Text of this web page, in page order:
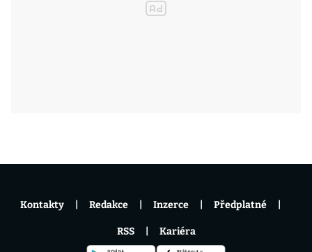
Kontakty Redakce Inzerce Předplatné
RSS Kariéra